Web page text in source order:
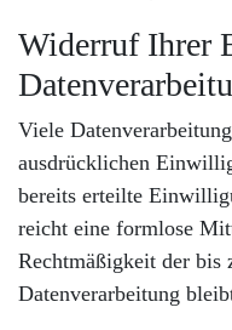
Widerruf Ihrer
Viele
ausdrücklichen
bereits erteilte
reicht eine formlose
Rechtmäßigkeit der
Datenverarbeitung